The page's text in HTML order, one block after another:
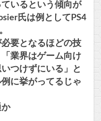
いるという傾向が
氏は例としてPS4
要となるほどの技
業界はゲーム向け
つけずにいる」と
に挙がってるじゃ
か